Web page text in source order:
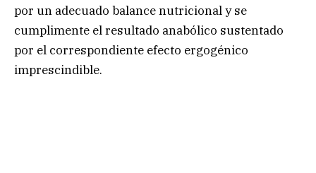
por un adecuado balance nutricional y se
cumplimente el resultado anabólico sustentado
por el correspondiente efecto ergogénico
imprescindible.